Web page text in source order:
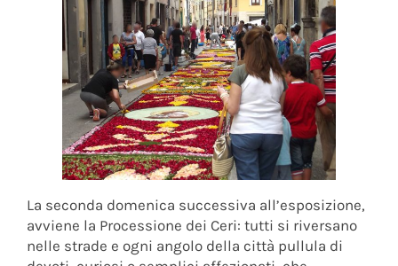
La seconda domenica successiva all’esposizione,
avviene la Processione dei Ceri: tutti si riversano
nelle strade e ogni angolo della città pullula di